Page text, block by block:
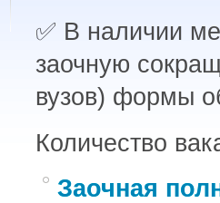
✅ В наличии
заочную
вузов) формы
Количество
Заочная